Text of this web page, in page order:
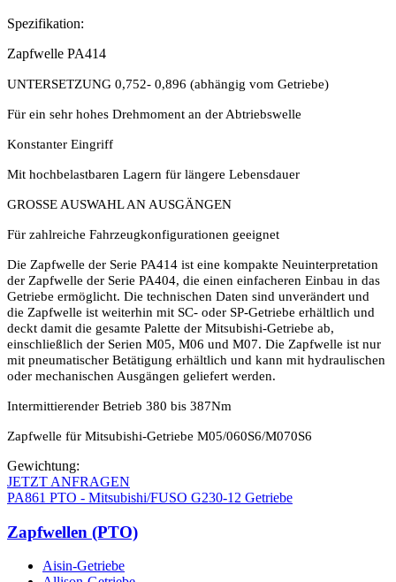
Spezifikation:
Zapfwelle PA414
UNTERSETZUNG 0,752- 0,896 (abhängig vom Getriebe)
Für ein sehr hohes Drehmoment an der Abtriebswelle
Konstanter Eingriff
Mit hochbelastbaren Lagern für längere Lebensdauer
GROSSE AUSWAHL AN AUSGÄNGEN
Für zahlreiche Fahrzeugkonfigurationen geeignet
Die Zapfwelle der Serie PA414 ist eine kompakte Neuinterpretation
der Zapfwelle der Serie PA404, die einen einfacheren Einbau in das
Getriebe ermöglicht. Die technischen Daten sind unverändert und
die Zapfwelle ist weiterhin mit SC- oder SP-Getriebe erhältlich und
deckt damit die gesamte Palette der Mitsubishi-Getriebe ab,
einschließlich der Serien M05, M06 und M07. Die Zapfwelle ist nur
mit pneumatischer Betätigung erhältlich und kann mit hydraulischen
oder mechanischen Ausgängen geliefert werden.
Intermittierender Betrieb 380 bis 387Nm
Zapfwelle für Mitsubishi-Getriebe M05/060S6/M070S6
Gewichtung:
JETZT ANFRAGEN
PA861 PTO - Mitsubishi/FUSO G230-12 Getriebe
Zapfwellen (PTO)
Aisin-Getriebe